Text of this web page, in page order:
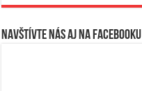
Navštívte nás aj na Facebooku